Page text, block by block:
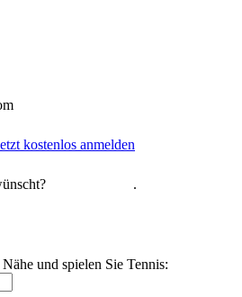
.
und spielen Sie Tennis: